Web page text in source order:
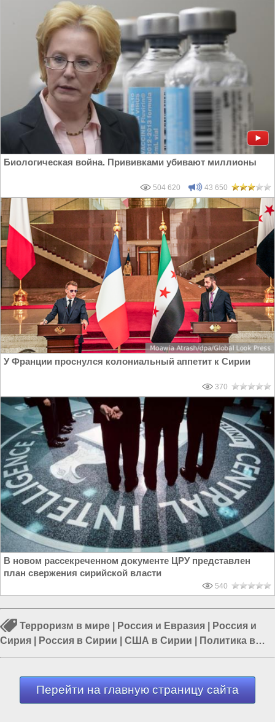
Биологическая война. Прививками убивают миллионы
504 620 43 650
У Франции проснулся колониальный аппетит к Сирии
370
В новом рассекреченном документе ЦРУ представлен
план свержения сирийской власти
540
Терроризм в мире Россия и Евразия
Россия и
Сирия
Россия в Сирии США в Сирии
Политика в
мире|Россия и Запад
Перейти на главную страницу сайта